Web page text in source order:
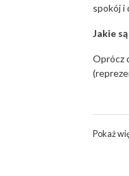
spokój i
Jakie
Oprócz
Pokaż